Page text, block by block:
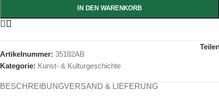
IN DEN WARENKORB
Artikelnummer: 35182AB
Kategorie: Kunst- & Kulturgeschichte
BESCHREIBUNGVERSAND & LIEFERUNG